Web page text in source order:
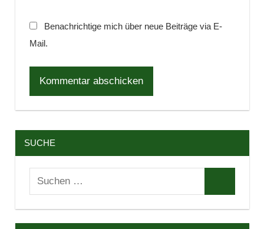
Benachrichtige mich über neue Beiträge via E-
Mail.
SUCHE
Suchen